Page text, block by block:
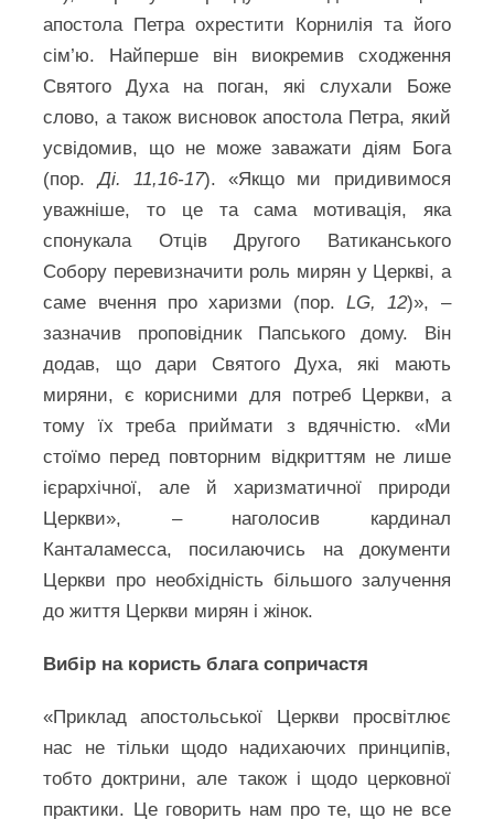
апостола Петра охрестити Корнилія та його
сім’ю. Найперше він виокремив сходження
Святого Духа на поган, які слухали Боже
слово, а також висновок апостола Петра, який
усвідомив, що не може заважати діям Бога
(пор.Ді. 11,16-17). «Якщо ми придивимося
уважніше, то це та сама мотивація, яка
спонукала Отців Другого Ватиканського
Собору перевизначити роль мирян у Церкві, а
саме вчення про харизми (пор.LG, 12)», –
зазначив проповідник Папського дому. Він
додав, що дари Святого Духа, які мають
миряни, є корисними для потреб Церкви, а
тому їх треба приймати з вдячністю. «Ми
стоїмо перед повторним відкриттям не лише
ієрархічної, але й харизматичної природи
Церкви», – наголосив кардинал
Канталамесса, посилаючись на документи
Церкви про необхідність більшого залучення
до життя Церкви мирян і жінок.
Вибір на користь блага сопричастя
«Приклад апостольської Церкви просвітлює
нас не тільки щодо надихаючих принципів,
тобто доктрини, але також і щодо церковної
практики. Це говорить нам про те, що не все